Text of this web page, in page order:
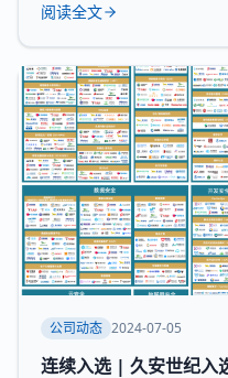
品用户大众点评全景图”“中
大核心领域：数据与隐私
品、安全服务、通用网
阅读全文
公司动态 2024-07-05
连续入选 | 久安世纪入